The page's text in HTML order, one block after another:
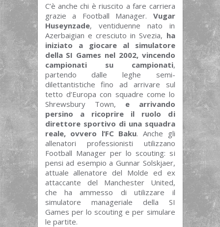
C’è anche chi è riuscito a fare carriera
grazie a Football Manager. Vugar
Huseynzade, ventiduenne nato in
Azerbaigian e cresciuto in Svezia, ha
iniziato a giocare al simulatore
della SI Games nel 2002, vincendo
campionati su campionati,
partendo dalle leghe semi-
dilettantistiche fino ad arrivare sul
tetto d’Europa con squadre come lo
Shrewsbury Town, e arrivando
persino a ricoprire il ruolo di
direttore sportivo di una squadra
reale, ovvero l’FC Baku. Anche gli
allenatori professionisti utilizzano
Football Manager per lo scouting: si
pensi ad esempio a Gunnar Solskjaer,
attuale allenatore del Molde ed ex
attaccante del Manchester United,
che ha ammesso di utilizzare il
simulatore manageriale della SI
Games per lo scouting e per simulare
le partite.